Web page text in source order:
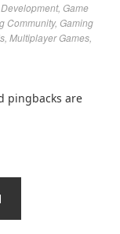
, Game
Community, Gaming
Multiplayer Games
pingbacks are